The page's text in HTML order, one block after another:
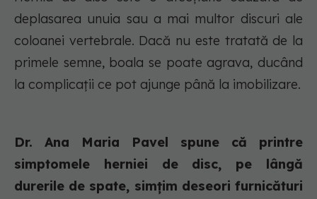
deplasarea unuia sau a mai multor discuri ale
coloanei vertebrale. Dacă nu este tratată de la
primele semne, boala se poate agrava, ducând
la complicații ce pot ajunge până la imobilizare.
Dr. Ana Maria Pavel spune că printre
simptomele herniei de disc, pe lângă
durerile de spate, simțim deseori furnicături